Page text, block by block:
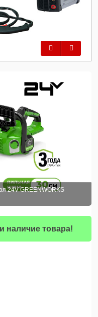
Предыдущий
Следующий
24V GREENWORKS
наличие товара!